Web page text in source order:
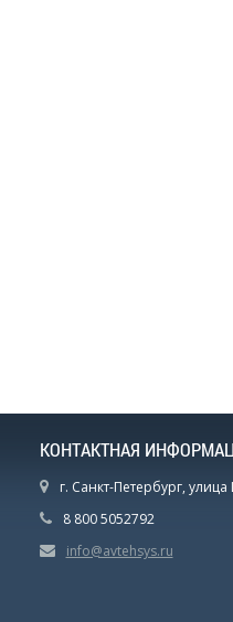
КОНТАКТНАЯ
г. Санкт-Петербург,
8 800 5052792
info@avtehsys.ru